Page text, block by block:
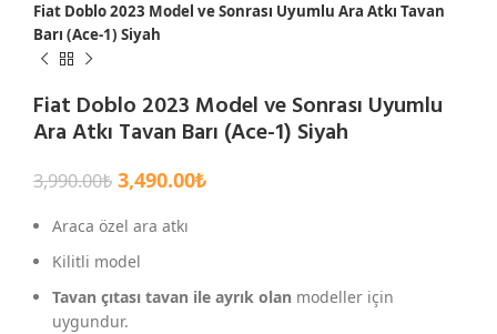
Fiat Doblo 2023 Model ve Sonrası Uyumlu Ara Atkı Tavan
Barı (Ace-1) Siyah
Fiat Doblo 2023 Model ve Sonrası Uyumlu
Ara Atkı Tavan Barı (Ace-1) Siyah
3,990.00₺ 3,490.00₺
Araca özel ara atkı
Kilitli model
Tavan çıtası tavan ile ayrık olan modeller için
uygundur.